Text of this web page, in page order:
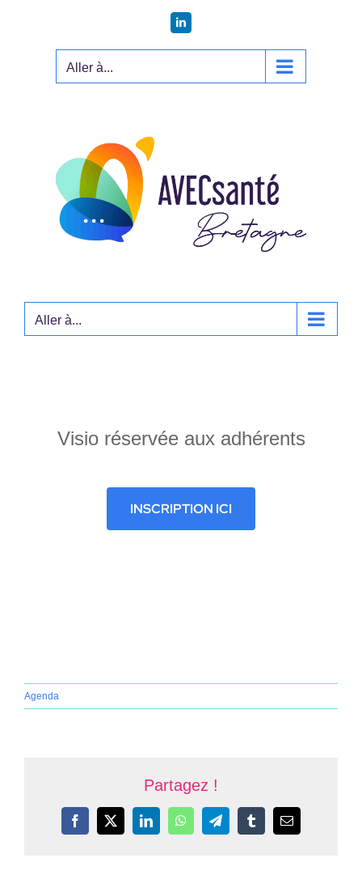
LinkedIn
Aller à...
Aller à...
Visio réservée aux adhérents
INSCRIPTION ICI
Agenda
Partagez !
Facebook
X LinkedInWhatsAppTelegramTumblrEmail